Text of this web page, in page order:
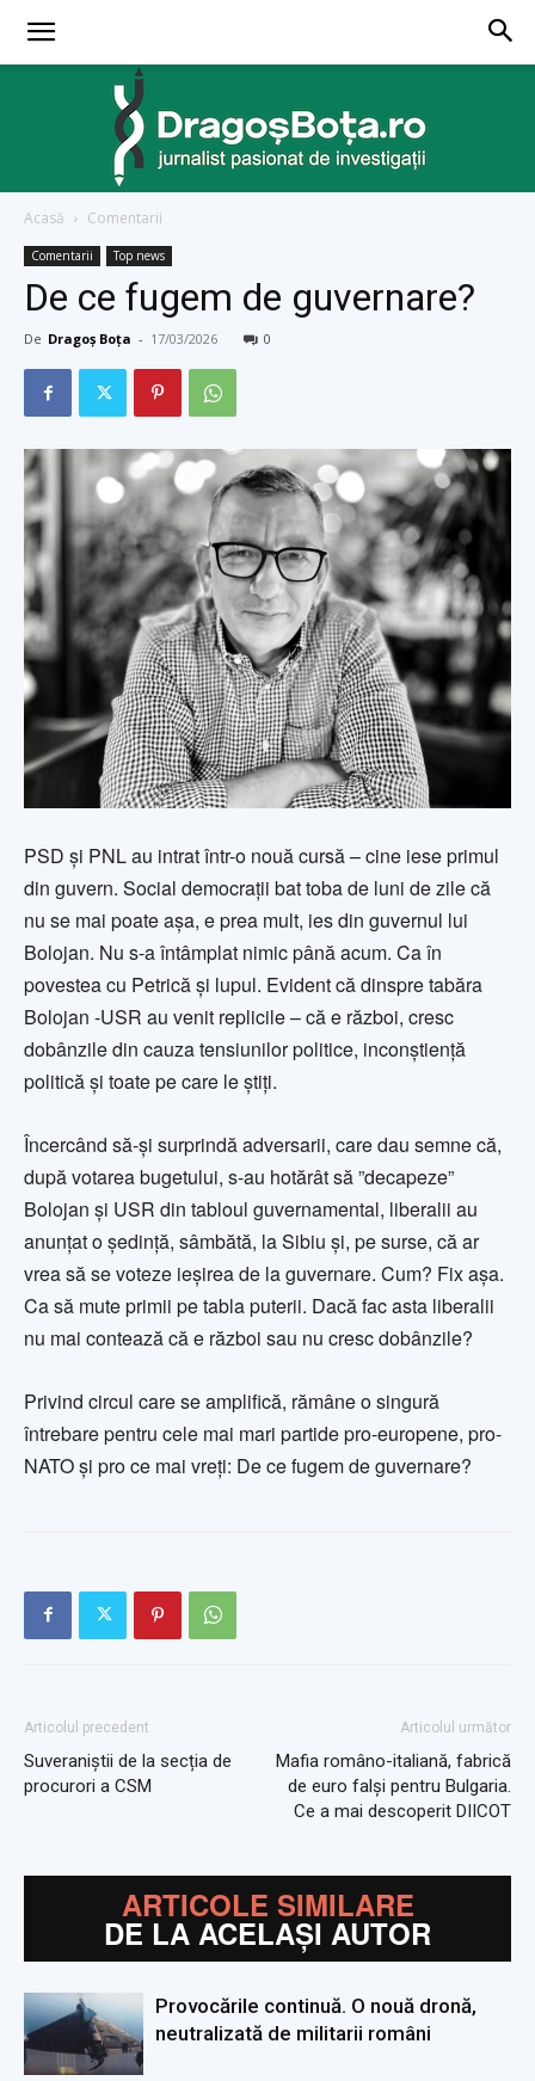
Acasă Comentarii
Comentarii Top news
De ce fugem de guvernare?
De Dragoș Boța - 17/03/2026 0
PSD și PNL au intrat într-o nouă cursă – cine iese primul
din guvern. Social democrații bat toba de luni de zile că
nu se mai poate așa, e prea mult, ies din guvernul lui
Bolojan. Nu s-a întâmplat nimic până acum. Ca în
povestea cu Petrică și lupul. Evident că dinspre tabăra
Bolojan -USR au venit replicile – că e război, cresc
dobânzile din cauza tensiunilor politice, inconștiență
politică și toate pe care le știți.
Încercând să-și surprindă adversarii, care dau semne că,
după votarea bugetului, s-au hotărât să ”decapeze”
Bolojan și USR din tabloul guvernamental, liberalii au
anunțat o ședință, sâmbătă, la Sibiu și, pe surse, că ar
vrea să se voteze ieșirea de la guvernare. Cum? Fix așa.
Ca să mute primii pe tabla puterii. Dacă fac asta liberalii
nu mai contează că e război sau nu cresc dobânzile?
Privind circul care se amplifică, rămâne o singură
întrebare pentru cele mai mari partide pro-europene, pro-
NATO și pro ce mai vreți: De ce fugem de guvernare?
Articolul precedent
Suveraniștii de la secția de
procurori a CSM
Articolul următor
Mafia româno-italiană, fabrică
de euro falși pentru Bulgaria.
Ce a mai descoperit DIICOT
ARTICOLE SIMILARE
DE LA ACELAȘI AUTOR
Provocările continuă. O nouă dronă,
neutralizată de militarii români